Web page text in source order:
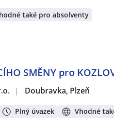
také pro absolventy
SMĚNY pro
| Doubravka, Plzeň
Plný úvazek Vhodné